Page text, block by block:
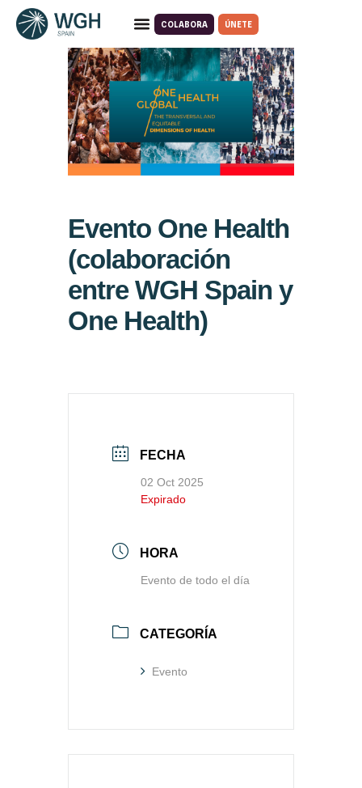
COLABORA ÚNETE
Evento One Health
(colaboración
entre WGH Spain y
One Health)
FECHA
02 Oct 2025
Expirado
HORA
Evento de todo el día
CATEGORÍA
Evento